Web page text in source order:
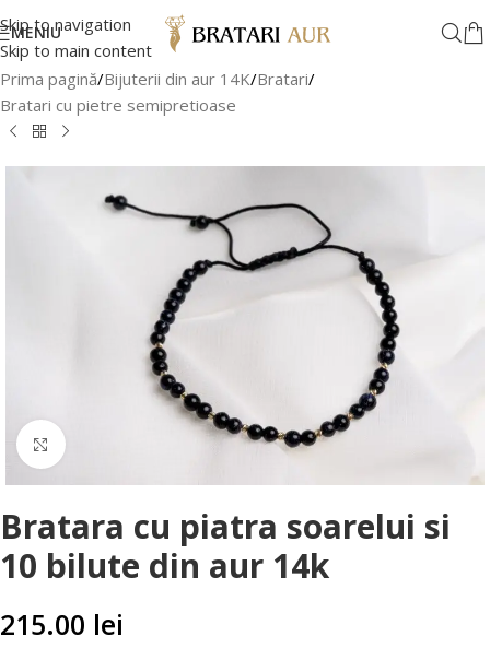
Skip to navigation
Skip to main content
MENIU
Prima pagină/Bijuterii din aur 14K/Bratari/
Bratari cu pietre semipretioase
Faceți clic pentru a mări
Bratara cu piatra soarelui si
10 bilute din aur 14k
215.00 lei